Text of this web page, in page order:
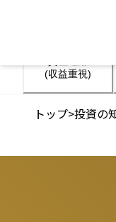
(収益重視)
トップ>投資の